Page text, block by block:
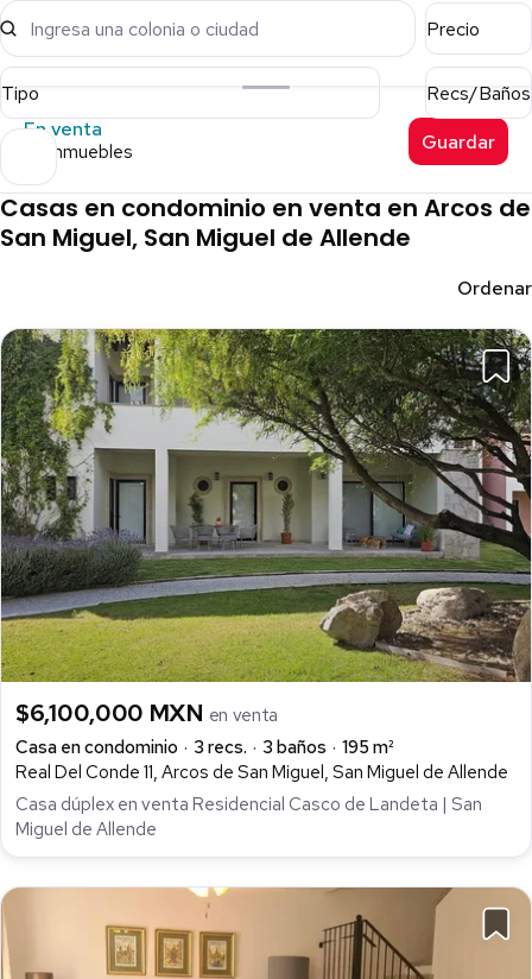
Ingresa una colonia o ciudad Precio
Tipo
Recs/Baños
En venta
24 inmuebles Guardar
Casas en condominio en venta en Arcos de
San Miguel, San Miguel de Allende
Ordenar
$6,100,000 MXN en venta
Casa en condominio
3 recs. 3 baños
195 m²
Real Del Conde 11, Arcos de San Miguel, San Miguel de Allende
Casa dúplex en venta Residencial Casco de Landeta | San
Miguel de Allende